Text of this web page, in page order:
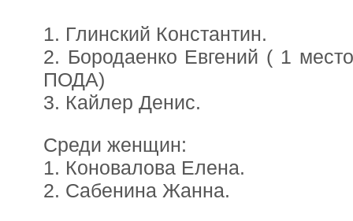
1. Глинский Константин.
2. Бородаенко Евгений ( 1
ПОДА)
3. Кайлер Денис.
Среди женщин:
1. Коновалова Елена.
2. Сабенина Жанна.